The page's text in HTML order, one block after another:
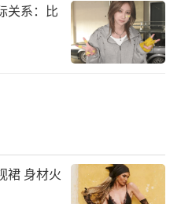
关系：比
裙 身材火